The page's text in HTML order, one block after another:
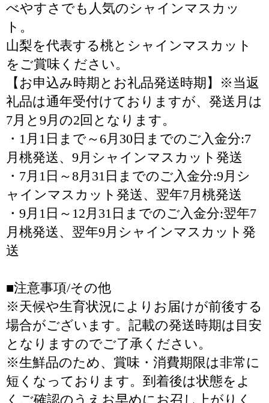
べやすさでも人気のシャインマスカッ
ト。
山梨を代表する桃とシャインマスカット
をご賞味ください。
【お申込み時期とお礼品発送時期】※当返
礼品は通年受付けておりますが、発送月は
7月と9月の2回となります。
・1月1日まで～6月30日までのご入金分:7
月桃発送、9月シャインマスカット発送
・7月1日～8月31日までのご入金分:9月シ
ャインマスカット発送、翌年7月桃発送
・9月1日～12月31日までのご入金分:翌年7
月桃発送、翌年9月シャインマスカット発
送
■注意事項/その他
※天候や生育状況によりお届けが前後する
場合がございます。記載の発送時期は目安
となりますのでご了承ください。
※生鮮品のため、賞味・消費期限は非常に
短くなっております。到着後は状態をよ
くご確認のうえお早めにお召し上がりく